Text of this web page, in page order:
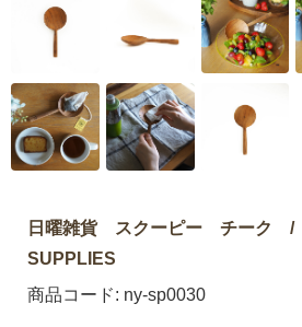
日曜雑貨 スクーピー チーク
SUPPLIES
商品コード: ny-sp0030